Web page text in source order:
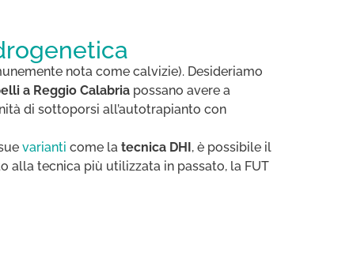
nota come calvizie). Desideriamo
a Reggio Calabria possano avere a
di sottoporsi all’autotrapianto con
varianti come la tecnica DHI , è possibile il
alla tecnica più utilizzata in passato, la FUT